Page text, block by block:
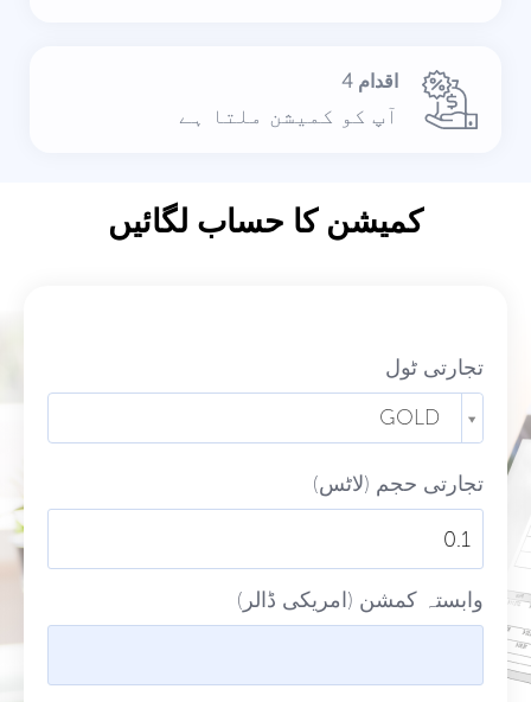
اقدام 4
آپ کو کمیشن ملتا ہے
کمیشن کا حساب لگائیں
تجارتی ٹول
GOLD
تجارتی حجم (لاٹس)
وابستہ کمشن (امریکی ڈالر)